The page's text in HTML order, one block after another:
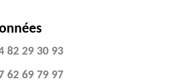
82 29 30 93
62 69 79 97